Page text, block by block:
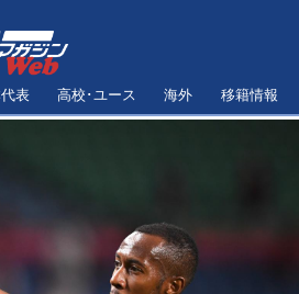
代表 高校･ユース 海外 移籍情報